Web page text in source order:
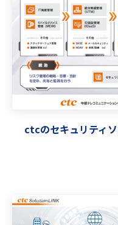
ctcのセキュリティ